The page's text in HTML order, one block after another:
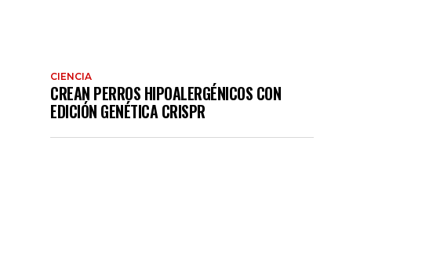
CIENCIA
CREAN PERROS HIPOALERGÉNICOS CON
EDICIÓN GENÉTICA CRISPR